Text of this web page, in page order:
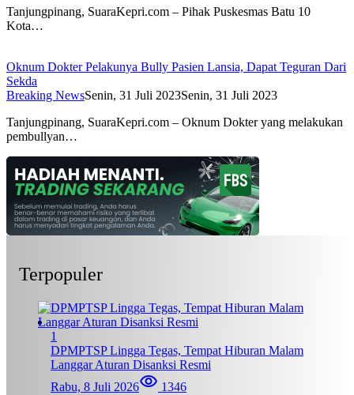
Tanjungpinang, SuaraKepri.com – Pihak Puskesmas Batu 10
Kota…
Oknum Dokter Pelakunya Bully Pasien Lansia, Dapat Teguran Dari
Sekda
Breaking NewsSenin, 31 Juli 2023Senin, 31 Juli 2023
Tanjungpinang, SuaraKepri.com – Oknum Dokter yang melakukan
pembullyan…
Terpopuler
1
DPMPTSP Lingga Tegas, Tempat Hiburan Malam
Langgar Aturan Disanksi Resmi
Rabu, 8 Juli 2026
1346